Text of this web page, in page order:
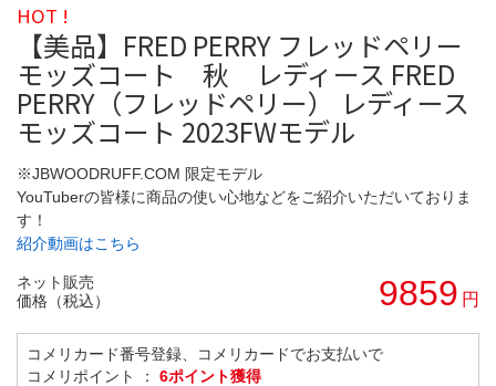
HOT !
【美品】FRED PERRY フレッドペリー
モッズコート 秋 レディース FRED
PERRY（フレッドペリー） レディース
モッズコート 2023FWモデル
※JBWOODRUFF.COM 限定モデル
YouTuberの皆様に商品の使い心地などをご紹介いただいておりま
す！
紹介動画はこちら
ネット販売
価格（税込）
9859 円
コメリカード番号登録、コメリカードでお支払いで
コメリポイント ： 6ポイント獲得